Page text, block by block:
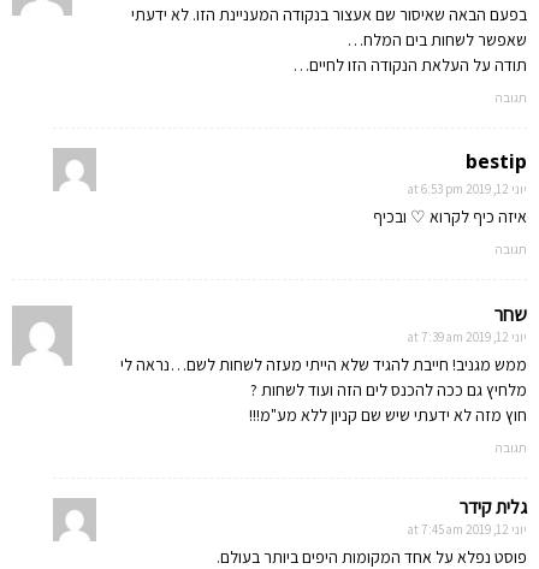
בפעם הבאה שאיסור שם אעצור בנקודה המעניינת הזו. לא ידעתי
שאפשר לשחות בים המלח…
תודה על העלאת הנקודה הזו לחיים…
תגובה
bestip
יוני 12, 2019 at 6:53 pm
איזה כיף לקרוא ♡ ובכיף
תגובה
שחר
יוני 12, 2019 at 7:39 am
ממש מגניב! חייבת להגיד שלא הייתי מעזה לשחות לשם…נראה לי
מלחיץ גם ככה להכנס לים הזה ועוד לשחות ?
חוץ מזה לא ידעתי שיש שם קניון ללא מע"מ!!!
תגובה
גלית קידר
יוני 12, 2019 at 7:45 am
פוסט נפלא על אחד המקומות היפים ביותר בעולם.